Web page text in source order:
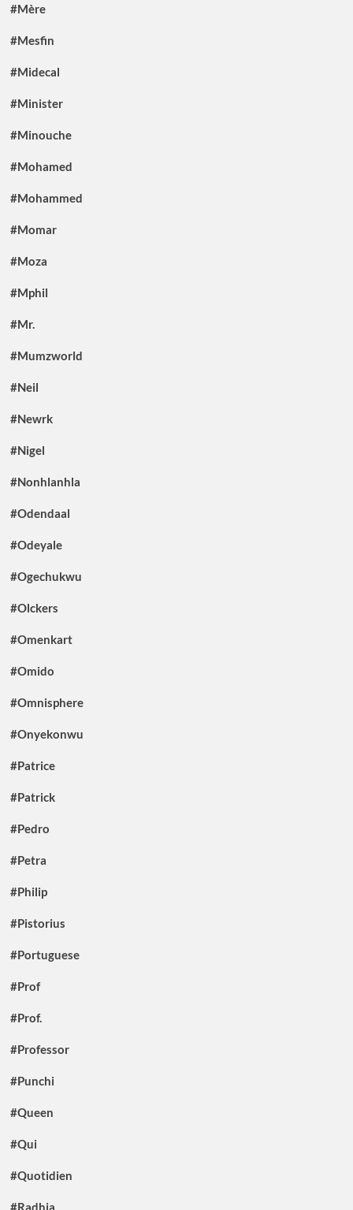
#Mère
#Mesfin
#Midecal
#Minister
#Minouche
#Mohamed
#Mohammed
#Momar
#Moza
#Mphil
#Mr.
#Mumzworld
#Neil
#Newrk
#Nigel
#Nonhlanhla
#Odendaal
#Odeyale
#Ogechukwu
#Olckers
#Omenkart
#Omido
#Omnisphere
#Onyekonwu
#Patrice
#Patrick
#Pedro
#Petra
#Philip
#Pistorius
#Portuguese
#Prof
#Prof.
#Professor
#Punchi
#Queen
#Qui
#Quotidien
#Radhia